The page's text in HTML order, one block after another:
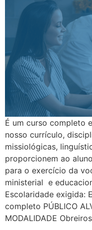
É um curso completo
nosso currículo,
missiológicas,
proporcionem ao
para o exercício da
ministerial e
Escolaridade exigida:
completo PÚBLICO
MODALIDADE